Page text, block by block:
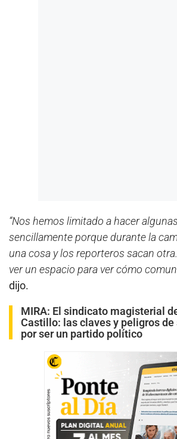
“Nos hemos limitado a hacer
sencillamente porque durante la
una cosa y los reporteros sacan
ver un espacio para ver cómo
dijo.
MIRA: El sindicato magisterial
Castillo: las claves y peligros de
por ser un partido político